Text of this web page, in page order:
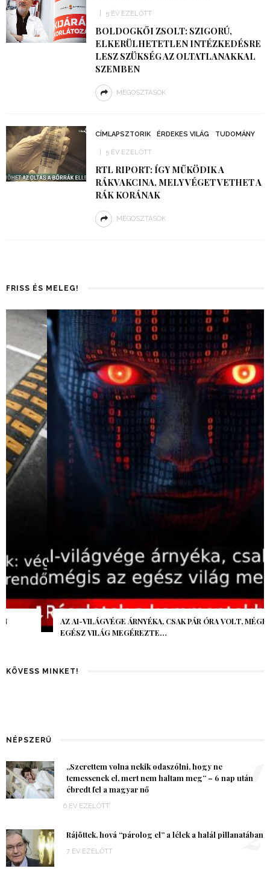
5 ÉV EZELŐTT
BOLDOGKŐI ZSOLT: SZIGORÚ,
ELKERÜLHETETLEN INTÉZKEDÉSRE
LESZ SZÜKSÉG AZ OLTATLANAKKAL
SZEMBEN
MEGOSZTÁSOK
CÍMLAPSZTORIK ÉRDEKES VILÁG TUDOMÁNY
5 ÉV EZELŐTT
RTL RIPORT: ÍGY MŰKÖDIK A
RÁKVAKCINA, MELY VÉGET VETHET A
RÁK KORÁNAK
MEGOSZTÁSOK
FRISS ÉS MELEG!
AZ AI-VILÁGVÉGE ÁRNYÉKA, CSAK PÁR ÓRA VOLT, MÉGIS AZ
EGÉSZ VILÁG MEGÉREZTE…
KÖVESS MINKET!
NÉPSZERŰ
„Szerettem volna nekik odaszólni, hogy ne
temessenek el, mert nem haltam meg” – 6 nap után
ébredt fel a magyar nő
6 ÉV EZELŐTT
1
Rájöttek, hová “párolog el” a lélek a halál pillanatában
7 ÉV EZELŐTT 2